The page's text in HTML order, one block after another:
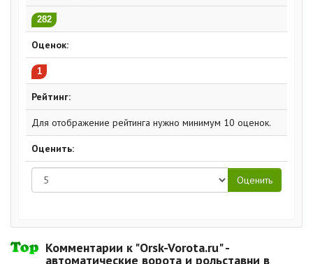
282
Оценок:
1
Рейтинг:
Для отображение рейтинга нужно минимум 10 оценок.
Оценить:
Комментарии к "Orsk-Vorota.ru" -
автоматические ворота и рольставни в